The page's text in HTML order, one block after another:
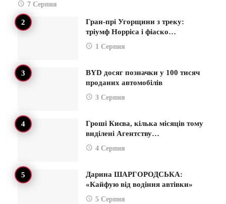
7 Серпня
Гран-прі Угорщини з треку:
тріумф Норріса і фіаско…
1 Серпня
BYD досяг позначки у 100 тисяч
проданих автомобілів
3 Серпня
Гроші Києва, кілька місяців тому
виділені Агентству…
4 Серпня
Дарина ШАРГОРОДСЬКА:
«Кайфую від водіння автівки»
5 Серпня